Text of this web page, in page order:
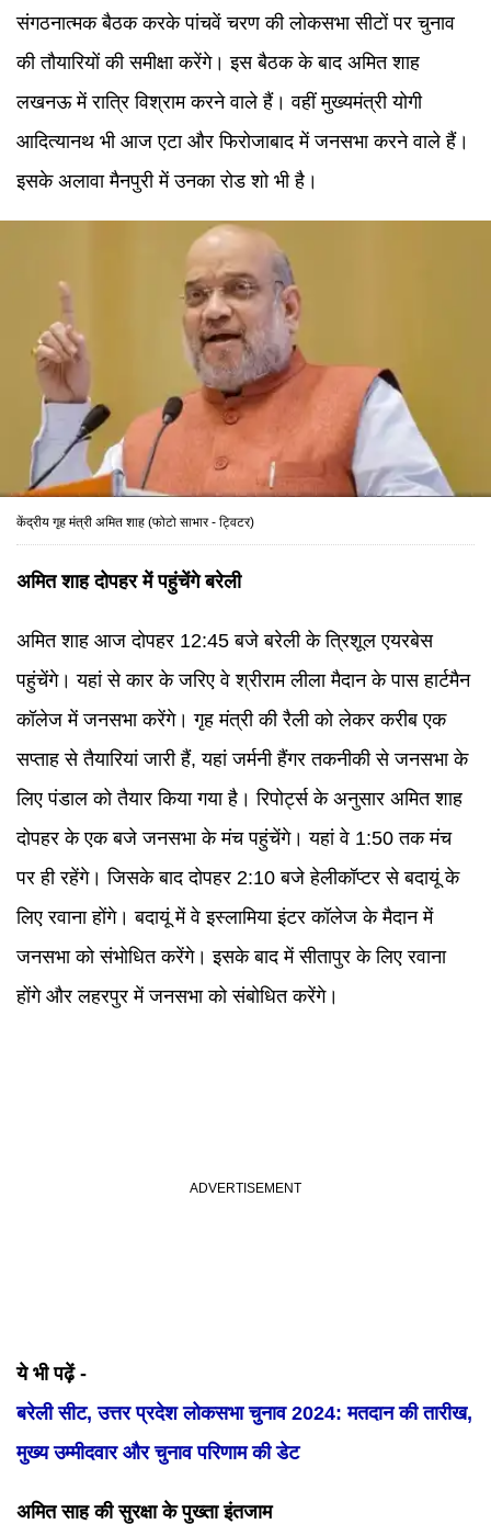
संगठनात्मक बैठक करके पांचवें चरण की लोकसभा सीटों पर चुनाव
की तौयारियों की समीक्षा करेंगे। इस बैठक के बाद अमित शाह
लखनऊ में रात्रि विश्राम करने वाले हैं। वहीं मुख्यमंत्री योगी
आदित्यानथ भी आज एटा और फिरोजाबाद में जनसभा करने वाले हैं।
इसके अलावा मैनपुरी में उनका रोड शो भी है।
केंद्रीय गृह मंत्री अमित शाह (फोटो साभार - ट्विटर)
अमित शाह दोपहर में पहुंचेंगे बरेली
अमित शाह आज दोपहर 12:45 बजे बरेली के त्रिशूल एयरबेस
पहुंचेंगे। यहां से कार के जरिए वे श्रीराम लीला मैदान के पास हार्टमैन
कॉलेज में जनसभा करेंगे। गृह मंत्री की रैली को लेकर करीब एक
सप्ताह से तैयारियां जारी हैं, यहां जर्मनी हैंगर तकनीकी से जनसभा के
लिए पंडाल को तैयार किया गया है। रिपोर्ट्स के अनुसार अमित शाह
दोपहर के एक बजे जनसभा के मंच पहुंचेंगे। यहां वे 1:50 तक मंच
पर ही रहेंगे। जिसके बाद दोपहर 2:10 बजे हेलीकॉप्टर से बदायूं के
लिए रवाना होंगे। बदायूं में वे इस्लामिया इंटर कॉलेज के मैदान में
जनसभा को संभोधित करेंगे। इसके बाद में सीतापुर के लिए रवाना
होंगे और लहरपुर में जनसभा को संबोधित करेंगे।
ये भी पढ़ें -
बरेली सीट, उत्तर प्रदेश लोकसभा चुनाव 2024: मतदान की तारीख,
मुख्य उम्मीदवार और चुनाव परिणाम की डेट
अमित साह की सुरक्षा के पुख्ता इंतजाम